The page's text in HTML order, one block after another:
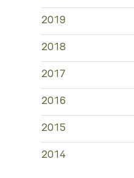
2019
2018
2017
2016
2015
2014